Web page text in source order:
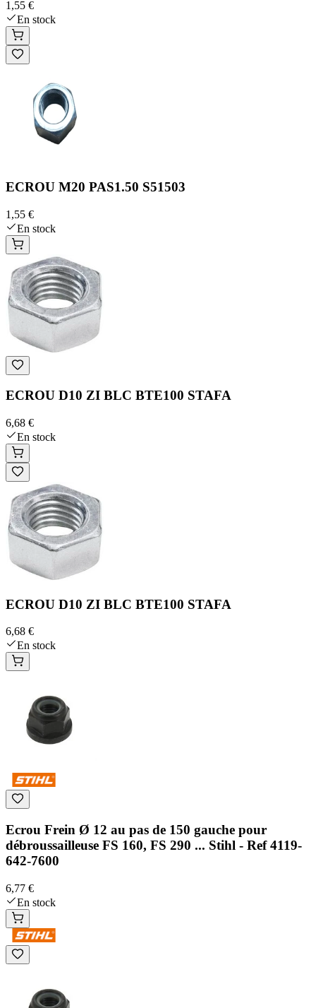
1,55 €
En stock
ECROU M20 PAS1.50 S51503
1,55 €
En stock
ECROU D10 ZI BLC BTE100 STAFA
6,68 €
En stock
ECROU D10 ZI BLC BTE100 STAFA
6,68 €
En stock
Ecrou Frein Ø 12 au pas de 150 gauche pour
débroussailleuse FS 160, FS 290 ... Stihl - Ref 4119-
642-7600
6,77 €
En stock